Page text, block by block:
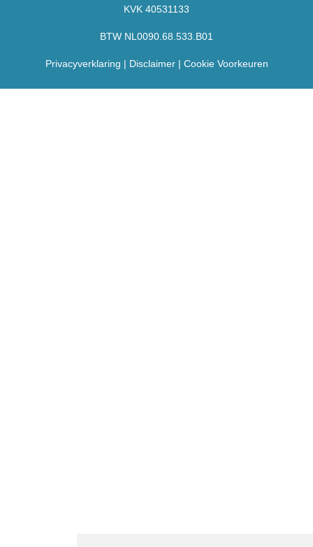
KVK 40531133
BTW NL0090.68.533.B01
Privacyverklaring | Disclaimer| Cookie Voorkeuren